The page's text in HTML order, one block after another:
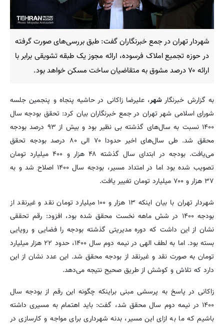
شهردار تهران در جمع خبرنگاران گفت: طبق بررسی‌های صورت گرفته
در حوزه تجمیع املاک فرسوده، ارائه مجوز یک طبقه تشویقی برابر با
ارائه ۷۰ درصد مشوق به متقاضیان ساخت مسکن خواهد بود.
به گزارش خبرنگار شهر، علیرضا زاکانی در حاشیه پنجاه و پنجمین جلسه
شورای اسلامی شهر تهران در جمع خبرنگاران بیان کرد: تحقق بودجه سال
۱۴۰۰ نسبت به سال‌های گذشته بی نظیر بود و بیش از ۹۳ درصد بودجه
محقق شد. طی سال‌های اخیر حدودا ۷۰ الی ۸۰ درصد بودجه تحقق
می‌یافت. بودجه در ابتدای سال گذشته ۴۸ هزار و ۴۰۰ میلیارد تومان
تصویب شده بود اما در امتداد مسیر، بودجه سال ۱۴۰۰ اصلاح شد و به
۳۷ هزار و ۷۰۰ میلیارد تومان تغییر یافت.
شهردار تهران با بیان اینکه ۱۳ هزار و ۱۰۰ میلیارد تومان نقد و غیرنقد از
بودجه ۱۴۰۰ در شش ماهه نخست محقق شده بود، افزود: رقم تحققی
نشان از این داشت که دوره مدیریتی گذشته بودجه را فضایی و رویایی
بسته بود. اما به لطف الهی در نیمه دوم سال ۱۴۰۰، حدود ۲۲ هزار میلیارد
تومان به صورت نقد و غیرنقد از بودجه محقق شد. این عدد نشان از این
دارد که تلاش و کوشش از طریق صحیح نتیجه می‌دهد.
زاکانی در پاسخ به پرسشی مبنی براینکه چگونه این رقم از بودجه سال
۱۴۰۰ در نیمه دوم سال محقق شد، گفت: باید اهتمام به مسیری داشته
باشیم که ما به ازای این مسیر، بدنه شهرداری برای مواجه و کارسازی در